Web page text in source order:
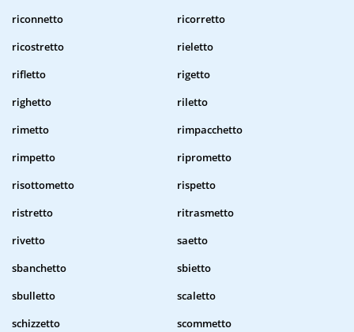
riconnetto
ricorretto
ricostretto
rieletto
rifletto
rigetto
righetto
riletto
rimetto
rimpacchetto
rimpetto
riprometto
risottometto
rispetto
ristretto
ritrasmetto
rivetto
saetto
sbanchetto
sbietto
sbulletto
scaletto
schizzetto
scommetto